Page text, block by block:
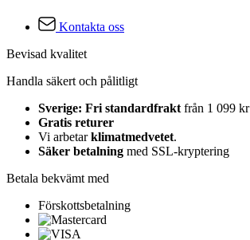
Kontakta oss
Bevisad kvalitet
Handla säkert och pålitligt
Sverige: Fri standardfrakt från 1 099 kr
Gratis returer
Vi arbetarklimatmedvetet.
Säker betalning med SSL-kryptering
Betala bekvämt med
Förskottsbetalning